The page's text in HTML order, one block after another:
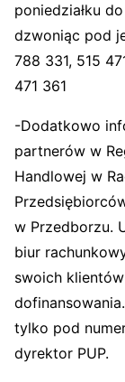
poniedziałku
dzwoniąc pod
788 331, 515
471 361
-Dodatkowo
partnerów w
Handlowej w
w Przedborzu.
biur
swoich
tylko pod
dyrektor PUP.